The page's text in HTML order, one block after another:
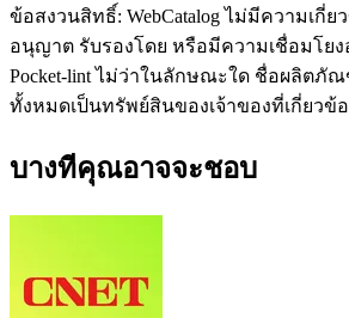
ข้อสงวนสิทธิ์: WebCatalog ไม่มีความเกี่ย
อนุญาต รับรองโดย หรือมีความเชื่อมโยง
Pocket-lint ไม่ว่าในลักษณะใด ชื่อผลิตภั
ทั้งหมดเป็นทรัพย์สินของเจ้าของที่เกี่ยวข้
บางทีคุณอาจจะชอบ